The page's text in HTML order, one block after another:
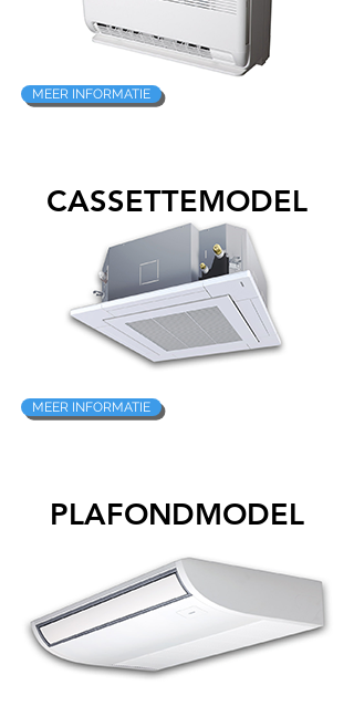
MEER INFORMATIE
CASSETTEMODEL
MEER INFORMATIE
PLAFONDMODEL